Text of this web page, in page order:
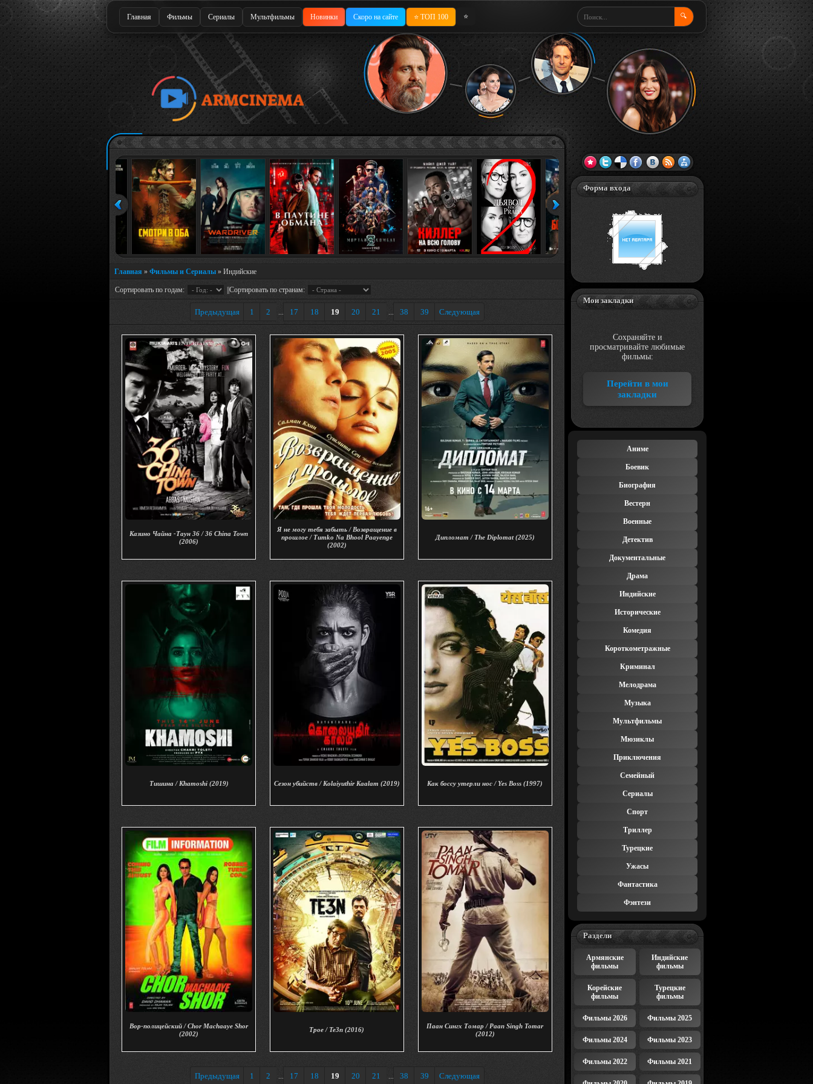
Главная Фильмы Сериалы Мультфильмы Новинки Скоро на сайте ⭐ ТОП 100 ⭐ 🔍
Главная » Фильмы и Сериалы » Индийские
Сортировать по годам: ||Сортировать по странам:
Предыдущая 1 2 ... 17 18 19 20 21 ... 38 39 Следующая
Казино Чайна -Таун 36 / 36 China Town
(2006)
Я не могу тебя забыть / Возвращение в
прошлое / Tumko Na Bhool Paayenge
(2002)
Дипломат / The Diplomat (2025)
Тишина / Khamoshi (2019) Сезон убийств / Kolaiyuthir Kaalam (2019) Как боссу утерли нос / Yes Boss (1997)
Вор-полицейский / Chor Machaaye Shor
(2002)
Трое / Te3n (2016)
Паан Сингх Томар / Paan Singh Tomar
(2012)
Предыдущая 1 2 ... 17 18 19 20 21 ... 38 39 Следующая
Форма входа
Мои закладки
Сохраняйте и
просматривайте любимые
фильмы:
Перейти в мои
закладки
Аниме
Боевик
Биография
Вестерн
Военные
Детектив
Документальные
Драма
Индийские
Исторические
Комедия
Короткометражные
Криминал
Мелодрама
Музыка
Мультфильмы
Мюзиклы
Приключения
Семейный
Сериалы
Спорт
Триллер
Турецкие
Ужасы
Фантастика
Фэнтези
Раздели
Армянские
фильмы
Индийские
фильмы
Корейские
фильмы
Турецкие
фильмы
Фильмы 2026 Фильмы 2025
Фильмы 2024 Фильмы 2023
Фильмы 2022 Фильмы 2021